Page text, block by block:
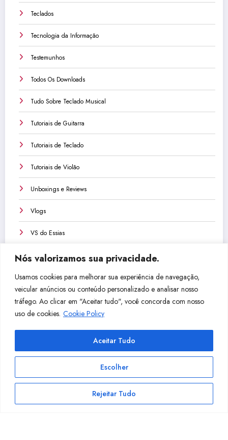
Nós valorizamos sua privacidade.
Usamos cookies para melhorar sua experiência de navegação,
veicular anúncios ou conteúdo personalizado e analisar nosso
tráfego. Ao clicar em "Aceitar tudo", você concorda com nosso
uso de cookies. Cookie Policy
Escolher
Rejeitar Tudo
Aceitar Tudo
Teclados
Tecnologia da Informação
Testemunhos
Todos Os Downloads
Tudo Sobre Teclado Musical
Tutoriais de Guitarra
Tutoriais de Teclado
Tutoriais de Violão
Unboxings e Reviews
Vlogs
VS do Essias
Não perca isso!
walk
Band
Dow
Dicio
nário
Afina
ções
Aber
Qual
Cabo
prar
Para
Tecla
Instr
to
Fácil